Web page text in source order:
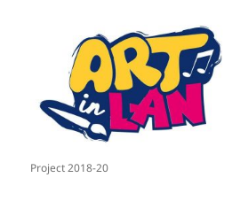
Project 2018-20